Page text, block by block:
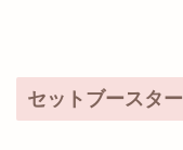
セットブースター